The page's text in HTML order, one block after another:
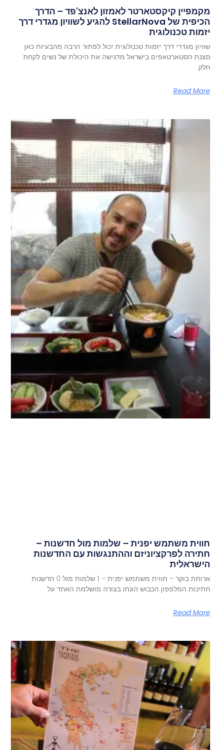
מקמפיין קיקסטארטר לאמזון לאנצ'פד – הדרך
הכיפית של StellarNova להגיע לשוויון מגדרי דרך
יזמות טכנולוגית
שוויון מגדרי דרך יזמות טכנולוגית יכול לפתור הרבה מהבעיות כאן
סצנת הסטארטאפים בישראל מדגישה את היכולת של נשים לקחת
חלק
Read More
חווית משתמש יפנית – שלמות מול חדשנות –
חתירה לפרקציוניזם וההתנגשות עם החדשנות
הישראלית
ארוחת בוקר – חווית משתמש יפנית – 1 שלמות מול 0 חדשנות
חתיכות המלפפון הכבוש הונחו בצורה מושלמת האחד על
Read More